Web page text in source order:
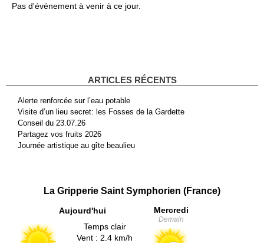
Pas d'événement à venir à ce jour.
ARTICLES RÉCENTS
Alerte renforcée sur l’eau potable
Visite d’un lieu secret: les Fosses de la Gardette
Conseil du 23.07.26
Partagez vos fruits 2026
Journée artistique au gîte beaulieu
La Gripperie Saint Symphorien (France)
Aujourd'hui
Temps clair
Vent : 2.4 km/h
Mercredi
Demain